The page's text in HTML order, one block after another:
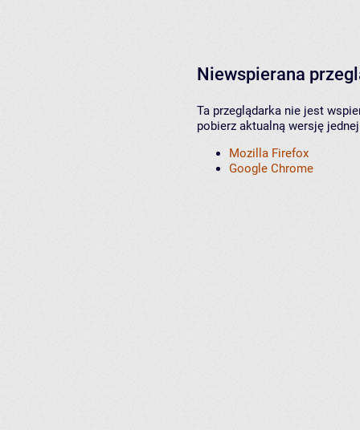
Niewspierana
Ta przeglądarka nie jest
pobierz aktualną wersję
Mozilla Firefox
Google Chrome